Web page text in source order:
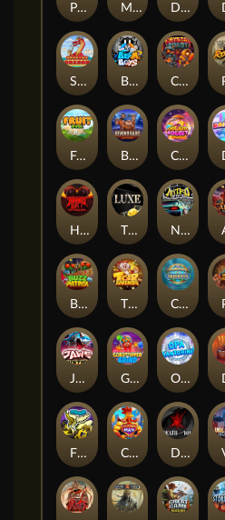
Beam Boys
SMOKING DRAGON
The Luxe
JAWS OF JUSTICE
TIGER LEGENDS
Buzz Patrol
Behind Bars: Masterplan
Opa Santorini!
Gobstopper Grind
MARLIN MASTERS: THE BIG HAUL Danny Dollar
Hounds Of Hell
Crystal Robot
Chocolate Rocket
Death Becomes You
Nitro Nights
Chicken Man
FRKN Bananas
Fruit Duel
Commander of Tridents
Pirate Bonanza